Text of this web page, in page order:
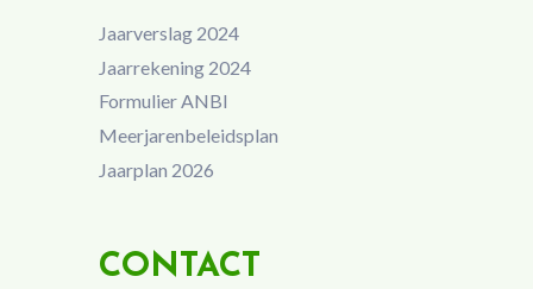
Jaarverslag 2024
Jaarrekening 2024
Formulier ANBI
Meerjarenbeleidsplan
Jaarplan 2026
CONTACT